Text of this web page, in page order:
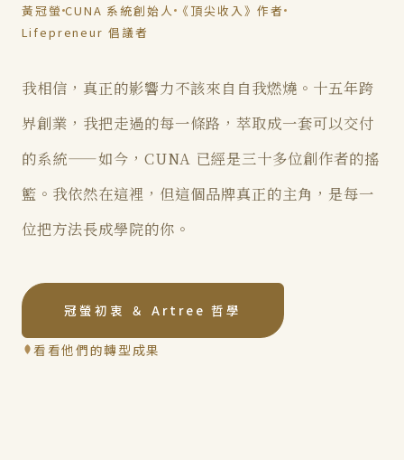
黃冠螢 CUNA 系統創始人 《頂尖收入》作者
Lifepreneur 倡議者
我相信，真正的影響力不該來自自我燃燒。十五年跨
界創業，我把走過的每一條路，萃取成一套可以交付
的系統——如今，CUNA 已經是三十多位創作者的搖
籃。我依然在這裡，但這個品牌真正的主角，是每一
位把方法長成學院的你。
冠螢初衷 ＆ Artree 哲學
看看他們的轉型成果